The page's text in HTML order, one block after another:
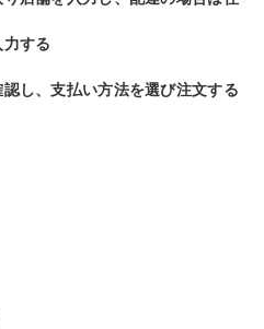
する
し、支払い方法を選び注文する